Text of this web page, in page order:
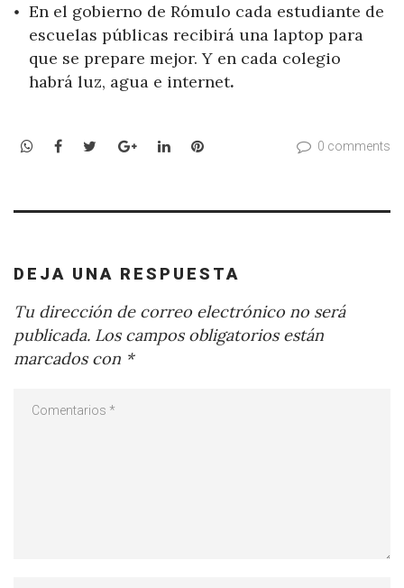
En el gobierno de Rómulo cada estudiante de
escuelas públicas recibirá una laptop para
que se prepare mejor. Y en cada colegio
habrá luz, agua e internet.
WhatsApp
Facebook
TwitterGoogle+LinkedInPinterest 0 comments
DEJA UNA RESPUESTA
Tu dirección de correo electrónico no será
publicada. Los campos obligatorios están
marcados con *